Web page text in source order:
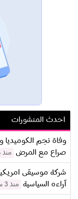
احدث المنشورات
وفاة نجم الكوميديا
صراع مع المرض
منذ
شركة موسيقى
آراءه السياسية
منذ 3 سنوات